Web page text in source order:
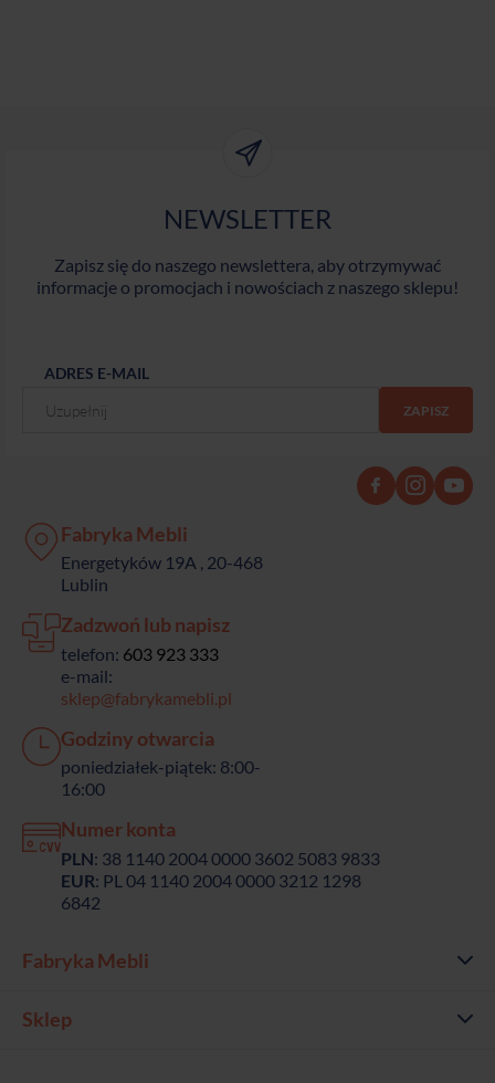
NEWSLETTER
Zapisz się do naszego newslettera, aby otrzymywać
informacje o promocjach i nowościach z naszego sklepu!
ADRES E-MAIL
Fabryka Mebli
Energetyków 19A , 20-468
Lublin
Zadzwoń lub napisz
telefon: 603 923 333
e-mail:
sklep@fabrykamebli.pl
Godziny otwarcia
poniedziałek-piątek: 8:00-
16:00
Numer konta
PLN: 38 1140 2004 0000 3602 5083 9833
EUR: PL 04 1140 2004 0000 3212 1298
6842
Fabryka Mebli
Sklep